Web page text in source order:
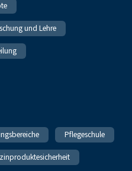
und Lehre
Pflegeschule